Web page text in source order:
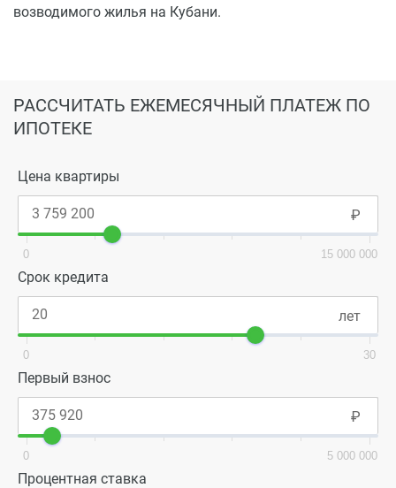
возводимого жилья на Кубани.
РАССЧИТАТЬ ЕЖЕМЕСЯЧНЫЙ ПЛАТЕЖ ПО
ИПОТЕКЕ
Цена квартиры
0 15 000 000
Срок кредита
0 30
Первый взнос
0 5 000 000
Процентная ставка